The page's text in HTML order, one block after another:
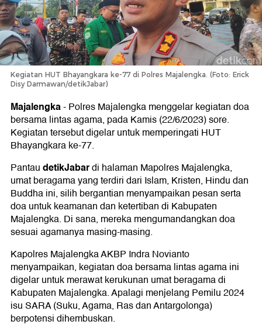
Kegiatan HUT Bhayangkara ke-77 di Polres Majalengka. (Foto: Erick
Disy Darmawan/detikJabar)
Majalengka-Polres Majalengka menggelar kegiatan doa
bersama lintas agama, pada Kamis (22/6/2023) sore.
Kegiatan tersebut digelar untuk memperingati HUT
Bhayangkara ke-77.
PantaudetikJabardi halaman Mapolres Majalengka,
umat beragama yang terdiri dari Islam, Kristen, Hindu dan
Buddha ini, silih bergantian menyampaikan pesan serta
doa untuk keamanan dan ketertiban di Kabupaten
Majalengka. Di sana, mereka mengumandangkan doa
sesuai agamanya masing-masing.
Kapolres Majalengka AKBP Indra Novianto
menyampaikan, kegiatan doa bersama lintas agama ini
digelar untuk merawat kerukunan umat beragama di
Kabupaten Majalengka. Apalagi menjelang Pemilu 2024
isu SARA (Suku, Agama, Ras dan Antargolonga)
berpotensi dihembuskan.